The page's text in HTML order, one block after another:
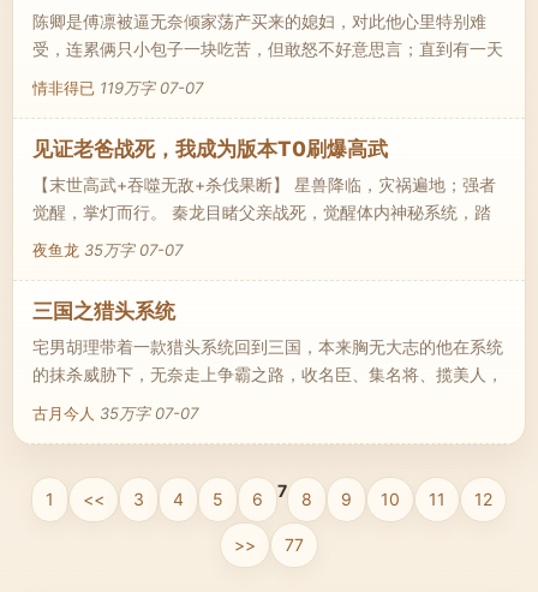
陈卿是傅凛被逼无奈倾家荡产买来的媳妇，对此他心里特别难
受，连累俩只小包子一块吃苦，但敢怒不好意思言；直到有一天
陈卿惹毛了他，傅凛拉脸，用尽毕生所学冷冷道：“前不凸后不
升。】 陈卿：“……” 懒癌少女×忠犬直男萌宝助攻，1V1，好软好
甜真香现场。
情非得已 119万字 07-07
见证老爸战死，我成为版本T0刷爆高武
【末世高武+吞噬无敌+杀伐果断】 星兽降临，灾祸遍地；强者
觉醒，掌灯而行。 秦龙目睹父亲战死，觉醒体内神秘系统，踏
上了一条弑神之路。 当欲望失去枷锁，当杀戮成为永恒主题，
夜鱼龙 35万字 07-07
三国之猎头系统
宅男胡理带着一款猎头系统回到三国，本来胸无大志的他在系统
的抹杀威胁下，无奈走上争霸之路，收名臣、集名将、揽美人，
创造属于自己的神话！
古月今人 35万字 07-07
1 << 3 4 5 6 7 8 9 10 11 12
>> 77